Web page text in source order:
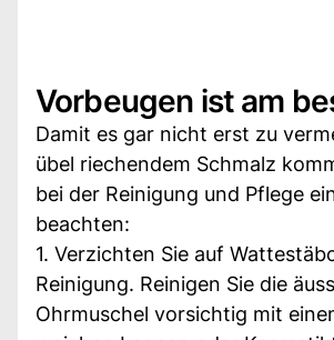
Vorbeugen ist am
Damit es gar nicht erst zu
übel riechendem Schmalz
bei der Reinigung und Pflege
beachten:
1. Verzichten Sie auf
Reinigung. Reinigen Sie die
Ohrmuschel vorsichtig mit